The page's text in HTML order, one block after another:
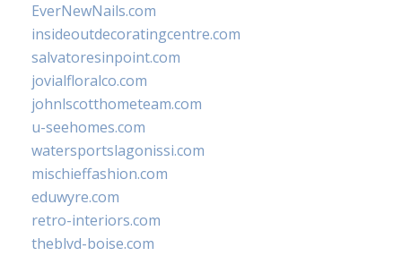
EverNewNails.com
insideoutdecoratingcentre.com
salvatoresinpoint.com
jovialfloralco.com
johnlscotthometeam.com
u-seehomes.com
watersportslagonissi.com
mischieffashion.com
eduwyre.com
retro-interiors.com
theblvd-boise.com